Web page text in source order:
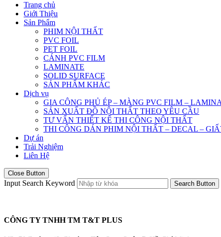
Trang chủ
Giới Thiệu
Sản Phẩm
PHIM NỘI THẤT
PVC FOIL
PET FOIL
CÁNH PVC FILM
LAMINATE
SOLID SURFACE
SẢN PHẨM KHÁC
Dịch vụ
GIA CÔNG PHỦ ÉP – MÀNG PVC FILM –
SẢN XUẤT ĐỒ NỘI THẤT THEO YÊU CẦU
TƯ VẤN THIẾT KẾ THI CÔNG NỘI THẤT
THI CÔNG DÁN PHIM NỘI THẤT – DECAL –
Dự án
Trải Nghiệm
Liên Hệ
Close Button
Input Search Keyword Search Button
CÔNG TY TNHH TM T&T PLUS